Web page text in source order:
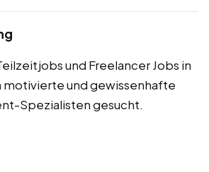
und Freelancer Jobs in
motivierte und gewissenhafte
Spezialisten gesucht.